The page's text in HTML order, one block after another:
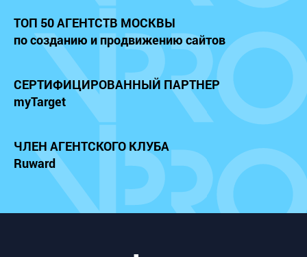
ТОП 50 АГЕНТСТВ МОСКВЫ
по созданию и продвижению сайтов
СЕРТИФИЦИРОВАННЫЙ ПАРТНЕР
myTarget
ЧЛЕН АГЕНТСКОГО КЛУБА
Ruward